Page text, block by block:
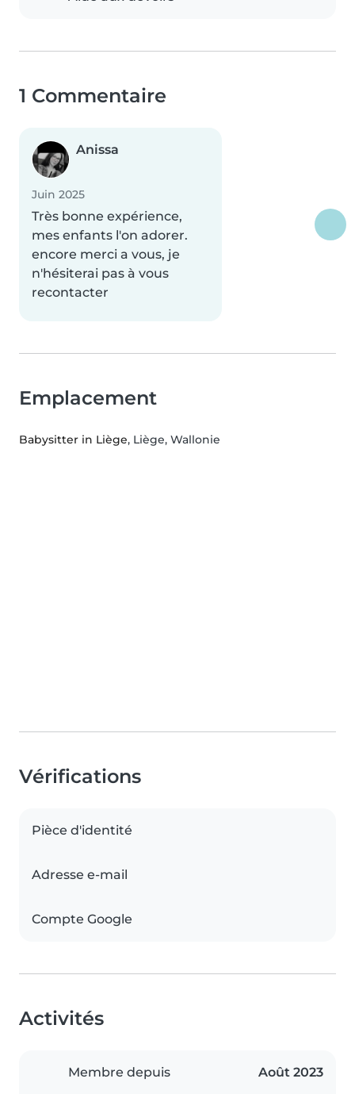
1 Commentaire
Anissa
Juin 2025
Très bonne expérience,
mes enfants l'on adorer.
encore merci a vous, je
n'hésiterai pas à vous
recontacter
Emplacement
Babysitter in Liège, Liège, Wallonie
Vérifications
Pièce d'identité
Adresse e-mail
Compte Google
Activités
Membre depuis Août 2023